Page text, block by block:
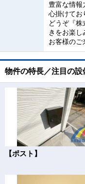
豊富な情報
心掛けてお
どうぞ『株
きをお楽し
お客様のご
物件の特長／注目の設
【ポスト】